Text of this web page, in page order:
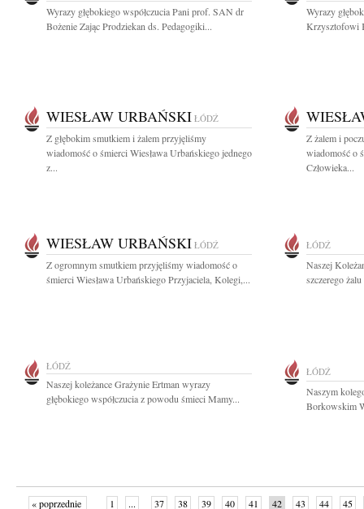
Wyrazy głębokiego współczucia Pani prof. SAN dr
Bożenie Zając Prodziekan ds. Pedagogiki...
Wyrazy
Krzysztofowi
WIESŁAW URBAŃSKI ŁÓDŹ
Z głębokim smutkiem i żalem przyjęliśmy
wiadomość o śmierci Wiesława Urbańskiego jednego
z...
Z żalem i
wiadomość o
Człowieka...
WIESŁAW URBAŃSKI ŁÓDŹ
Z ogromnym smutkiem przyjęliśmy wiadomość o
śmierci Wiesława Urbańskiego Przyjaciela, Kolegi,...
ŁÓDŹ
Naszej
szczerego
ŁÓDŹ
Naszej koleżance Grażynie Ertman wyrazy
głębokiego współczucia z powodu śmieci Mamy...
ŁÓDŹ
Naszym
Borkowskim
« poprzednie 1 ... 37 38 39 40 41 42 43 44 45